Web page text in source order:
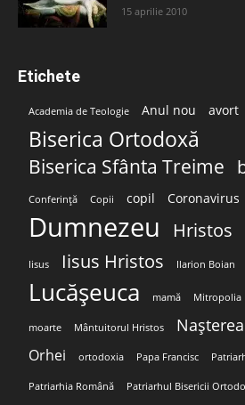
15 aprilie 2010
Etichete
Academia de Teologie Anul nou avort
Biserica Ortodoxă
Biserica Sfânta Treime
Conferință Copii copil Coronavirus
Dumnezeu Hristos
Iisus Iisus Hristos Ilarion Boian
Lucășeuca mamă Mitropolia
moarte Mântuitorul Hristos
Orhei ortodoxia Papa Francisc
Patriarhia Română Patriarhul Bisericii